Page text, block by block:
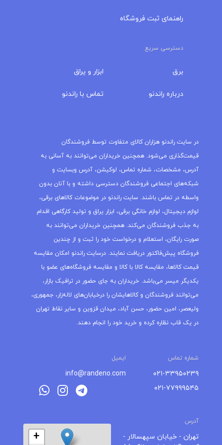
راهنمای ثبت فروشگاه
دسترسی سریع
برق
درباره‌ راندنو
ابزار و یراق
تماس با راندنو
در سایت راندنو هزاران کالای متفاوت توسط فروشندگان
قیمت‌گذاری می‌شود. همچنین خریداران می‌توانند به آسانی به
آدرس، مشخصات، شماره تماس، لوکیشن، آدرس وبسایت و
شبکه‌های اجتماعی فروشندگان دسترسی داشته و با آنان بدون
واسطه در تماس باشند. سایت راندنو در موضوعات کالاهای برقی،
لوازم دیجیتال، لوازم خانگی برقی، ابزار یراق و تولید کارگاهی اقدام
به جذب فروشندگان می‌کند. همچنین خریداران می‌توانند به
صورت رایگان، استعلام و درخواست خود را ثبت و از چندین
فروشگاه پیش‌فاکتور دریافت نمایند. درسایت راندنو امکان مقایسه
قیمت کالاها، مقایسه کالا با کالا و مقایسه فروشگاه‌های عضو با
یکدیگر میسر می‌باشد. خریداران به جای حضور در ترافیک بازار،
می‌توانند فروشندگان و کالاهایشان را درخیابان‌های لاله‌زار، جمهوری،
ولیعصر، امین حضور، حسن آباد، میدان قزوین و سایر نقاط تهران
در یک قاب نظاره کرده و خرید خود را انجام دهند.
شماره تماس ایمیل
۰۲۱-۳۳۹۵۰۲۳۹
۰۲۱-۷۷۹۹۹۵۴۵
info@randeno.com
آدرس
تهران - خیابان سپهسالار -
+